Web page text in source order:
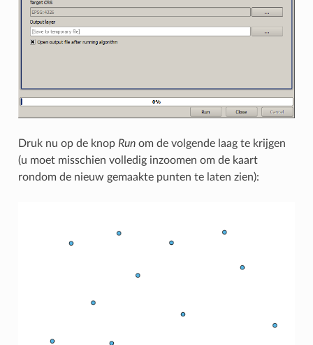
Druk nu op de knop Runom de volgende laag te krijgen
(u moet misschien volledig inzoomen om de kaart
rondom de nieuw gemaakte punten te laten zien):